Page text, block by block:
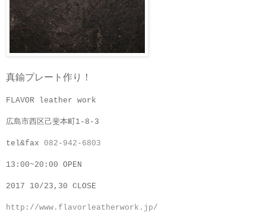
真鍮プレート作り！
FLAVOR leather work
広島市西区己斐本町1-8-3
tel&fax 082-942-6803
13:00~20:00 OPEN
2017 10/23,30 CLOSE
http://www.flavorleatherwork.jp/